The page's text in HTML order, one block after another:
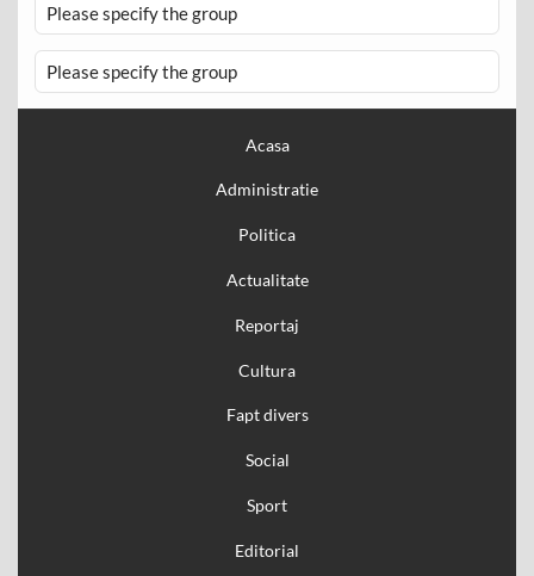
Please specify the group
Please specify the group
Acasa
Administratie
Politica
Actualitate
Reportaj
Cultura
Fapt divers
Social
Sport
Editorial